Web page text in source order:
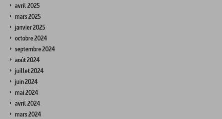
avril 2025
mars 2025
janvier 2025
octobre 2024
septembre 2024
août 2024
juillet 2024
juin 2024
mai 2024
avril 2024
mars 2024